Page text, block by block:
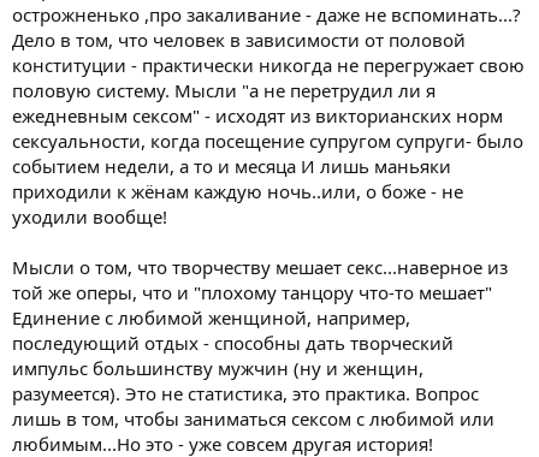
кто первую сберёг".
острожненько ,про закаливание - даже не вспоминать...?
Дело в том, что человек в зависимости от половой
конституции - практически никогда не перегружает свою
половую систему. Мысли "а не перетрудил ли я
ежедневным сексом" - исходят из викторианских норм
сексуальности, когда посещение супругом супруги- было
событием недели, а то и месяца И лишь маньяки
приходили к жёнам каждую ночь..или, о боже - не
уходили вообще!
Мысли о том, что творчеству мешает секс...наверное из
той же оперы, что и "плохому танцору что-то мешает"
Единение с любимой женщиной, например,
последующий отдых - способны дать творческий
импульс большинству мужчин (ну и женщин,
разумеется). Это не статистика, это практика. Вопрос
лишь в том, чтобы заниматься сексом с любимой или
любимым...Но это - уже совсем другая история!